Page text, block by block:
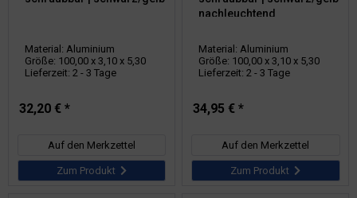
Material: Aluminium
Größe: 100,00 x 3,10 x 5,30
Lieferzeit: 2 - 3 Tage
32,20 € *
Auf den Merkzettel
Zum Produkt
nachleuchtend
Material: Aluminium
Größe: 100,00 x 3,10 x 5,30
Lieferzeit: 2 - 3 Tage
34,95 € *
Auf den Merkzettel
Zum Produkt